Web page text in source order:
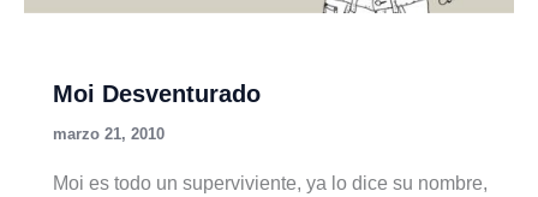
Moi Desventurado
marzo 21, 2010
Moi es todo un superviviente, ya lo dice su nombre,